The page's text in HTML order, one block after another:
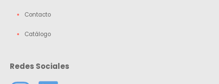
Contacto
Catálogo
Redes Sociales